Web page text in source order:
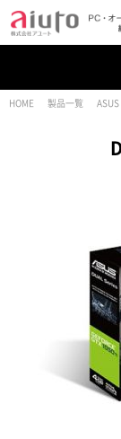
HOME 製品一覧 ASUS